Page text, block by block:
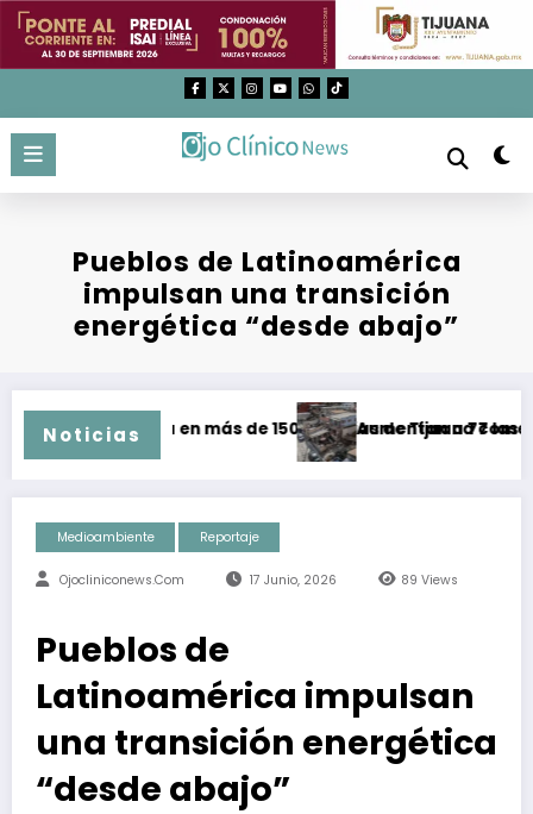
Saltar
contenido
Pueblos de Latinoamérica
impulsan una transición
energética “desde abajo”
Noticias
en más de 150 colonias de Tijuana comenzará a partir
Aumentan a 77 las viviendas con
Medioambiente Reportaje
Ojocliniconews.com 17 Junio, 2026 89 Views
Pueblos de
Latinoamérica impulsan
una transición energética
“desde abajo”